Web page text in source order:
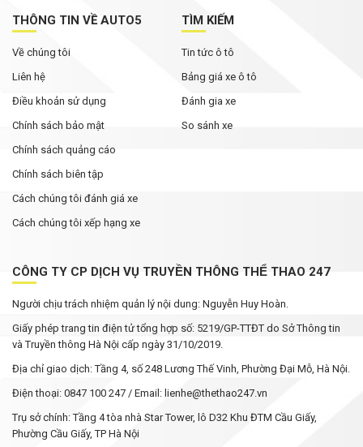
THÔNG TIN VỀ AUTO5
Về chúng tôi
Liên hệ
Điều khoản sử dụng
Chính sách bảo mật
Chính sách quảng cáo
Chính sách biên tập
Cách chúng tôi đánh giá xe
Cách chúng tôi xếp hạng xe
TÌM KIẾM
Tin tức ô tô
Bảng giá xe ô tô
Đánh gia xe
So sánh xe
CÔNG TY CP DỊCH VỤ TRUYỀN THÔNG THỂ THAO 247
Người chịu trách nhiệm quản lý nội dung: Nguyễn Huy Hoàn.
Giấy phép trang tin điện tử tổng hợp số: 5219/GP-TTĐT do Sở Thông tin
và Truyền thông Hà Nội cấp ngày 31/10/2019.
Địa chỉ giao dịch: Tầng 4, số 248 Lương Thế Vinh, Phường Đại Mỗ, Hà Nội.
Điện thoại: 0847 100 247 / Email: lienhe@thethao247.vn
Trụ sở chính: Tầng 4 tòa nhà Star Tower, lô D32 Khu ĐTM Cầu Giấy,
Phường Cầu Giấy, TP Hà Nội